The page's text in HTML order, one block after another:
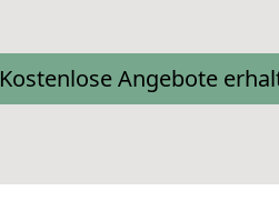
Kostenlose Angebote